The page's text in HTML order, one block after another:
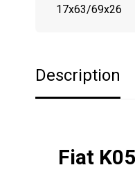
17x63/69x26
Description
Fiat